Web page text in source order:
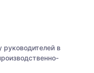
руководителей в